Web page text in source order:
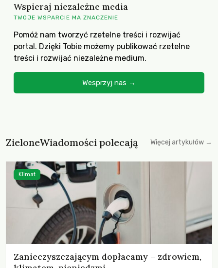
Wspieraj niezależne media
TWOJE WSPARCIE MA ZNACZENIE
Pomóż nam tworzyć rzetelne treści i rozwijać
portal. Dzięki Tobie możemy publikować rzetelne
treści i rozwijać niezależne medium.
Wesprzyj nas →
ZieloneWiadomości polecają Więcej artykułów →
Zanieczyszczającym dopłacamy – zdrowiem,
Klimat